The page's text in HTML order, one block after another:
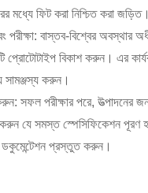
মধ্যে ফিট করা নিশ্চিত করা জড়িত।
পরীক্ষা: বাস্তব-বিশ্বের অবস্থার
প্রোটোটাইপ বিকাশ করুন। এর
সামঞ্জস্য করুন।
সফল পরীক্ষার পরে, উত্পাদনের
যে সমস্ত স্পেসিফিকেশন পূরণ
ডকুমেন্টেশন প্রস্তুত করুন।